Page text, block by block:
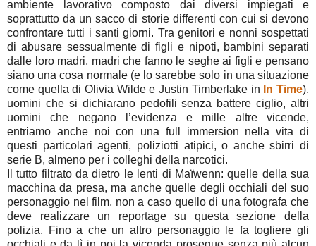
ambiente lavorativo composto dai diversi impiegati e
soprattutto da un sacco di storie differenti con cui si devono
confrontare tutti i santi giorni. Tra genitori e nonni sospettati
di abusare sessualmente di figli e nipoti, bambini separati
dalle loro madri, madri che fanno le seghe ai figli e pensano
siano una cosa normale (e lo sarebbe solo in una situazione
come quella di Olivia Wilde e Justin Timberlake in In Time),
uomini che si dichiarano pedofili senza battere ciglio, altri
uomini che negano l’evidenza e mille altre vicende,
entriamo anche noi con una full immersion nella vita di
questi particolari agenti, poliziotti atipici, o anche sbirri di
serie B, almeno per i colleghi della narcotici.
Il tutto filtrato da dietro le lenti di Maïwenn: quelle della sua
macchina da presa, ma anche quelle degli occhiali del suo
personaggio nel film, non a caso quello di una fotografa che
deve realizzare un reportage su questa sezione della
polizia. Fino a che un altro personaggio le fa togliere gli